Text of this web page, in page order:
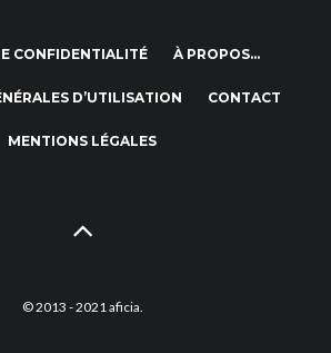
CONFIDENTIALITÉ À PROPOS…
D’UTILISATION CONTACT
MENTIONS LÉGALES
© 2013 - 2021 aficia.